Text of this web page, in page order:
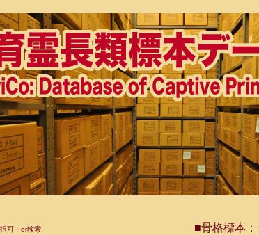
可・or検索 ■骨格標本：